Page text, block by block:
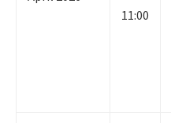
11:00